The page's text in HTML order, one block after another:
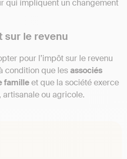
qui impliquent un changement
sur le revenu
pour l’impôt sur le revenu
condition que lesassociés
familleet que la société exerce
ou agricole.